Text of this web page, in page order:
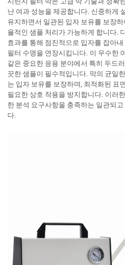
난 여과 성능을 제공합니다. 신중하게
유지하면서 일관된 입자 보유를 보장
율적인 샘플 처리가 가능하게 합니다.
효과를 통해 점진적으로 입자를 잡아
필터 수명을 연장시킵니다. 이 우수한
같은 중요한 응용 분야에서 특히 두드
끗한 샘플이 필수적입니다. 막의 균일
는 입자 보유를 보장하며, 최적화된 표
필요한 상호 작용을 방지합니다. 이러
한 분석 요구사항을 충족하는 일관되
다.